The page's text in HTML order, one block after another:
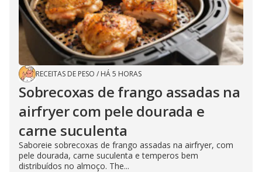
RECEITAS DE PESO / HÁ 5 HORAS
Sobrecoxas de frango assadas na
airfryer com pele dourada e
carne suculenta
Saboreie sobrecoxas de frango assadas na airfryer, com
pele dourada, carne suculenta e temperos bem
distribuídos no almoço. The...